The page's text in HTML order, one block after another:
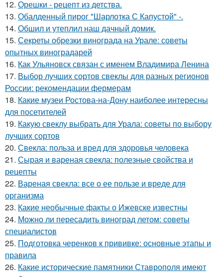
12. Орешки - рецепт из детства.
13. Обалденный пирог "Шарлотка С Капустой" -.
14. Обшил и утеплил наш дачный домик.
15. Секреты обрезки винограда на Урале: советы
опытных виноградарей
16. Как Ульяновск связан с именем Владимира Ленина
17. Выбор лучших сортов свеклы для разных регионов
России: рекомендации фермерам
18. Какие музеи Ростова-на-Дону наиболее интересны
для посетителей
19. Какую свеклу выбрать для Урала: советы по выбору
лучших сортов
20. Свекла: польза и вред для здоровья человека
21. Сырая и вареная свекла: полезные свойства и
рецепты
22. Вареная свекла: все о ее пользе и вреде для
организма
23. Какие необычные факты о Ижевске известны
24. Можно ли пересадить виноград летом: советы
специалистов
25. Подготовка черенков к прививке: основные этапы и
правила
26. Какие исторические памятники Ставрополя имеют